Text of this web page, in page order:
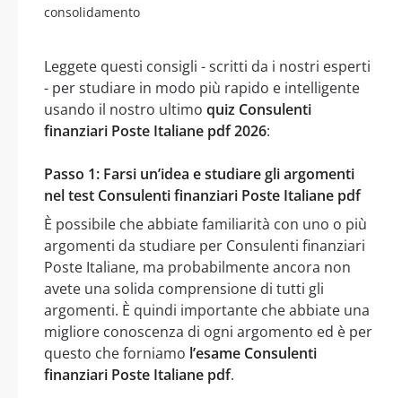
consolidamento
Leggete questi consigli - scritti da i nostri esperti
- per studiare in modo più rapido e intelligente
usando il nostro ultimo quiz Consulenti
finanziari Poste Italiane pdf 2026:
Passo 1: Farsi un’idea e studiare gli argomenti
nel test Consulenti finanziari Poste Italiane pdf
È possibile che abbiate familiarità con uno o più
argomenti da studiare per Consulenti finanziari
Poste Italiane, ma probabilmente ancora non
avete una solida comprensione di tutti gli
argomenti. È quindi importante che abbiate una
migliore conoscenza di ogni argomento ed è per
questo che forniamo l’esame Consulenti
finanziari Poste Italiane pdf.